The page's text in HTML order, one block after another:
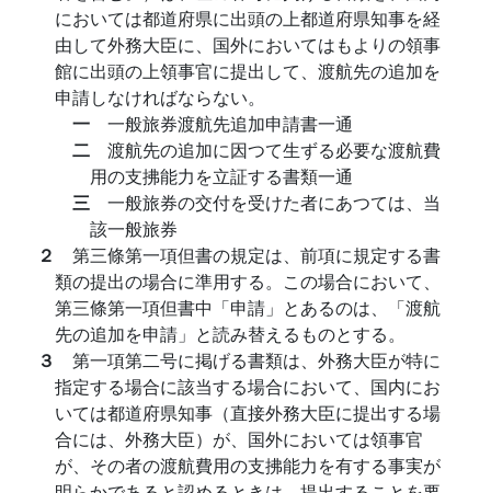
においては都道府県に出頭の上都道府県知事を経
由して外務大臣に、国外においてはもよりの領事
館に出頭の上領事官に提出して、渡航先の追加を
申請しなければならない。
一 一般旅券渡航先追加申請書一通
二 渡航先の追加に因つて生ずる必要な渡航費
用の支拂能力を立証する書類一通
三 一般旅券の交付を受けた者にあつては、当
該一般旅券
２ 第三條第一項但書の規定は、前項に規定する書
類の提出の場合に準用する。この場合において、
第三條第一項但書中「申請」とあるのは、「渡航
先の追加を申請」と読み替えるものとする。
３ 第一項第二号に掲げる書類は、外務大臣が特に
指定する場合に該当する場合において、国内にお
いては都道府県知事（直接外務大臣に提出する場
合には、外務大臣）が、国外においては領事官
が、その者の渡航費用の支拂能力を有する事実が